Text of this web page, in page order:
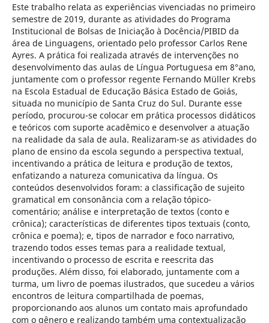
Este trabalho relata as experiências vivenciadas no primeiro
semestre de 2019, durante as atividades do Programa
Institucional de Bolsas de Iniciação à Docência/PIBID da
área de Linguagens, orientado pelo professor Carlos Rene
Ayres. A prática foi realizada através de intervenções no
desenvolvimento das aulas de Língua Portuguesa em 8°ano,
juntamente com o professor regente Fernando Müller Krebs
na Escola Estadual de Educação Básica Estado de Goiás,
situada no município de Santa Cruz do Sul. Durante esse
período, procurou-se colocar em prática processos didáticos
e teóricos com suporte acadêmico e desenvolver a atuação
na realidade da sala de aula. Realizaram-se as atividades do
plano de ensino da escola segundo a perspectiva textual,
incentivando a prática de leitura e produção de textos,
enfatizando a natureza comunicativa da língua. Os
conteúdos desenvolvidos foram: a classificação de sujeito
gramatical em consonância com a relação tópico-
comentário; análise e interpretação de textos (conto e
crônica); características de diferentes tipos textuais (conto,
crônica e poema); e, tipos de narrador e foco narrativo,
trazendo todos esses temas para a realidade textual,
incentivando o processo de escrita e reescrita das
produções. Além disso, foi elaborado, juntamente com a
turma, um livro de poemas ilustrados, que sucedeu a vários
encontros de leitura compartilhada de poemas,
proporcionando aos alunos um contato mais aprofundado
com o gênero e realizando também uma contextualização